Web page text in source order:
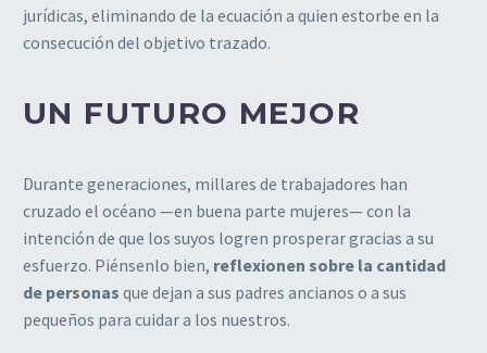
jurídicas, eliminando de la ecuación a quien estorbe en la
consecución del objetivo trazado.
UN FUTURO MEJOR
Durante generaciones, millares de trabajadores han
cruzado el océano —en buena parte mujeres— con la
intención de que los suyos logren prosperar gracias a su
esfuerzo. Piénsenlo bien, reflexionen sobre la cantidad
de personas que dejan a sus padres ancianos o a sus
pequeños para cuidar a los nuestros.